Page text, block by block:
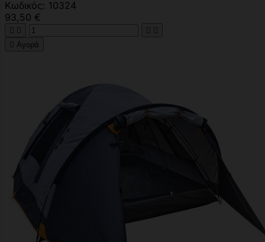
Κωδικός: 10324
93,50 €
   
 Αγορά